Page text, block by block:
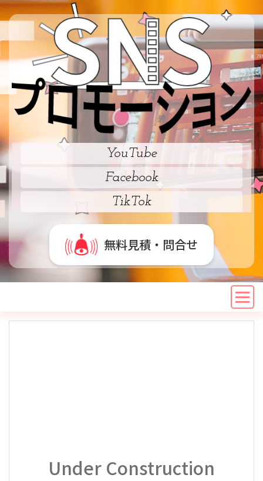
YouTube
Facebook
TikTok
無料見積・問合せ
Under Construction